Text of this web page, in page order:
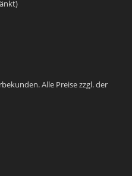
Alle Preise zzgl. der